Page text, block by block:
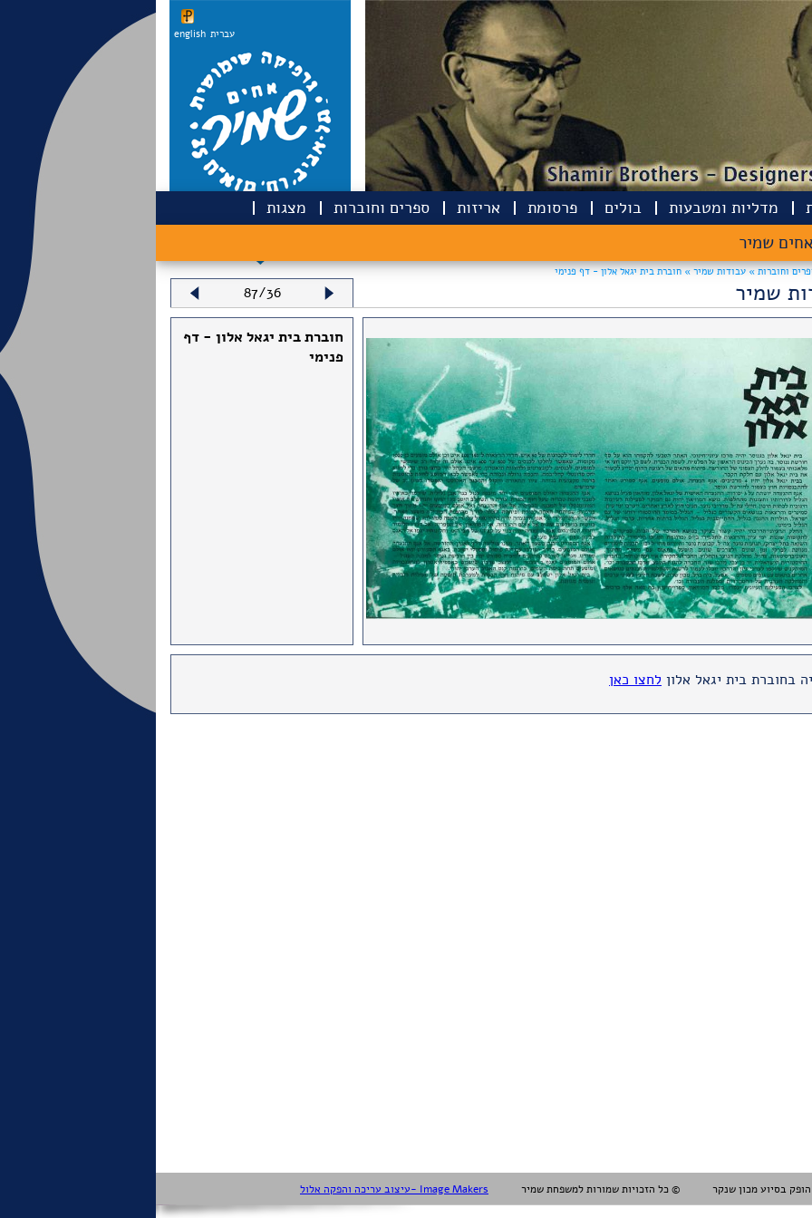
english עברית
מדליות ומטבעות בולים פרסומת אריזות ספרים וחוברות
שמיר
מצגות
וחוברות »עבודות שמיר »חוברת בית יגאל אלון - דף פנימי
87/36 שמיר
חוברת בית יגאל אלון - דף
פנימי
בחוברת בית יגאל אלון לחצו כאן
עיצוב עריכה והפקה אלול- Image Makers